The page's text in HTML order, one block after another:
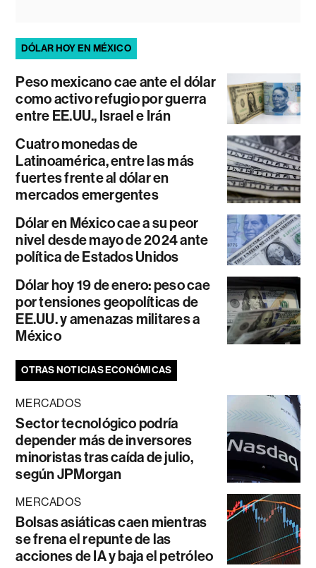
DÓLAR HOY EN MÉXICO
Peso mexicano cae ante el dólar
como activo refugio por guerra
entre EE.UU., Israel e Irán
Cuatro monedas de
Latinoamérica, entre las más
fuertes frente al dólar en
mercados emergentes
Dólar en México cae a su peor
nivel desde mayo de 2024 ante
política de Estados Unidos
Dólar hoy 19 de enero: peso cae
por tensiones geopolíticas de
EE.UU. y amenazas militares a
México
OTRAS NOTICIAS ECONÓMICAS
MERCADOS
Sector tecnológico podría
depender más de inversores
minoristas tras caída de julio,
según JPMorgan
MERCADOS
Bolsas asiáticas caen mientras
se frena el repunte de las
acciones de IA y baja el petróleo